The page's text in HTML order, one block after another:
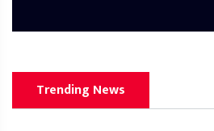
Trending News